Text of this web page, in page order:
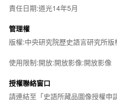
責任日期:道光14年5月
管理權
版權:中央研究院歷史語言研究所版
使用限制:開放:開放影像:開放影像
授權聯絡窗口
請連結至「史語所藏品圖像授權申